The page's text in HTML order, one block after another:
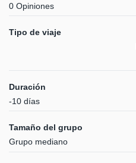
0 Opiniones
Tipo de viaje
Duración
-10 días
Tamaño del grupo
Grupo mediano